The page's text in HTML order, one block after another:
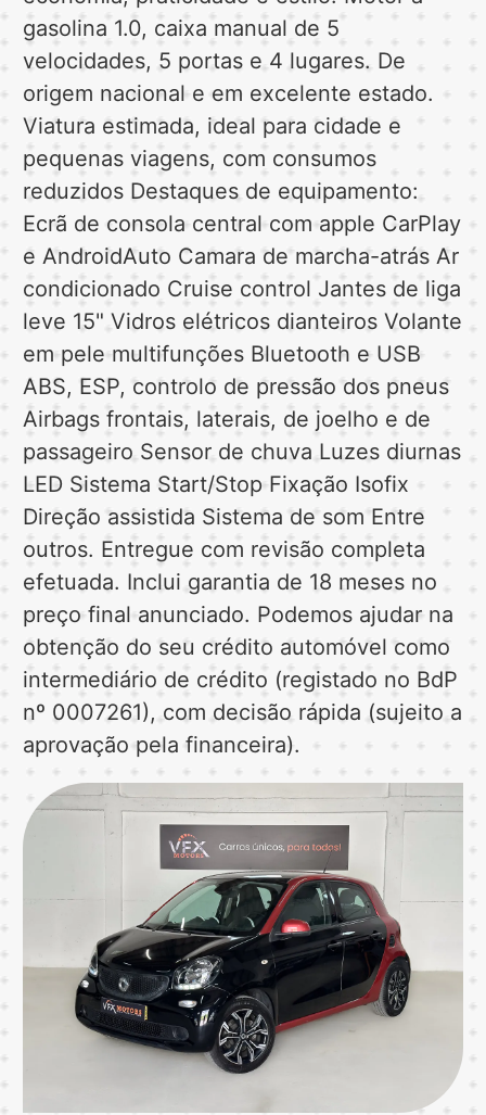
gasolina 1.0, caixa manual de 5
velocidades, 5 portas e 4 lugares. De
origem nacional e em excelente estado.
Viatura estimada, ideal para cidade e
pequenas viagens, com consumos
reduzidos Destaques de equipamento:
Ecrã de consola central com apple CarPlay
e AndroidAuto Camara de marcha-atrás Ar
condicionado Cruise control Jantes de liga
leve 15" Vidros elétricos dianteiros Volante
em pele multifunções Bluetooth e USB
ABS, ESP, controlo de pressão dos pneus
Airbags frontais, laterais, de joelho e de
passageiro Sensor de chuva Luzes diurnas
LED Sistema Start/Stop Fixação Isofix
Direção assistida Sistema de som Entre
outros. Entregue com revisão completa
efetuada. Inclui garantia de 18 meses no
preço final anunciado. Podemos ajudar na
obtenção do seu crédito automóvel como
intermediário de crédito (registado no BdP
nº 0007261), com decisão rápida (sujeito a
aprovação pela financeira).